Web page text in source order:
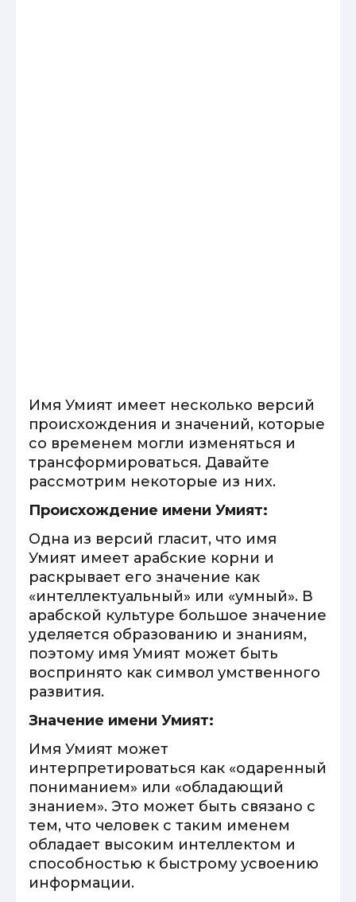
Имя Умият имеет несколько версий
происхождения и значений, которые
со временем могли изменяться и
трансформироваться. Давайте
рассмотрим некоторые из них.
Происхождение имени Умият:
Одна из версий гласит, что имя
Умият имеет арабские корни и
раскрывает его значение как
«интеллектуальный» или «умный». В
арабской культуре большое значение
уделяется образованию и знаниям,
поэтому имя Умият может быть
воспринято как символ умственного
развития.
Значение имени Умият:
Имя Умият может
интерпретироваться как «одаренный
пониманием» или «обладающий
знанием». Это может быть связано с
тем, что человек с таким именем
обладает высоким интеллектом и
способностью к быстрому усвоению
информации.